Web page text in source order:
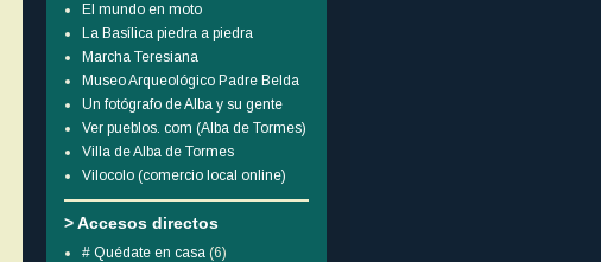
El mundo en moto
La Basílica piedra a piedra
Marcha Teresiana
Museo Arqueológico Padre Belda
Un fotógrafo de Alba y su gente
Ver pueblos. com (Alba de Tormes)
Villa de Alba de Tormes
Vilocolo (comercio local online)
> Accesos directos
# Quédate en casa (6)